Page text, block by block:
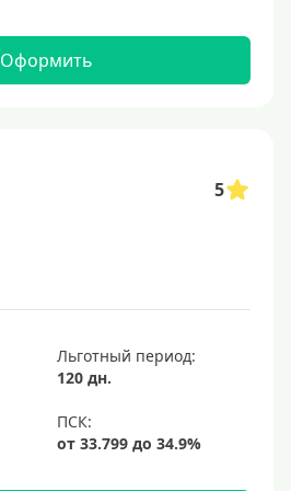
Оформить
5
Льготный период:
120 дн.